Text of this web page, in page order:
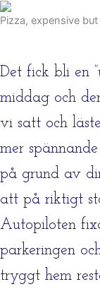
Pizza, expensive
Det fick bli en
middag och
vi satt och
mer
på grund av
att på riktigt
Autopiloten
parkeringen
tryggt hem